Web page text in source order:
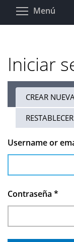
Pasar
Menú
Iniciar
Solapas
CREAR
Username or
Contraseña *